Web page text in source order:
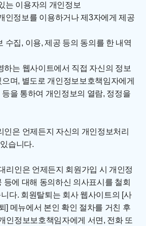
는 이용자의 개인정보
인정보를 이용하거나 제3자에게 제공
수집, 이용, 제공 등의 동의를 한 내역
하는 웹사이트에서 직접 자신의 정보
며, 별도로 개인정보보호책임자에게
을 통하여 개인정보의 열람, 정정을
인은 언제든지 자신의 개인정보처리
습니다.
리인은 언제든지 회원가입 시 개인정
등에 대해 동의하신 의사표시를 철회
다. 회원탈퇴는 회사 웹사이트의 [사
] 메뉴에서 본인 확인 절차를 거친 후
인정보보호책임자에게 서면, 전화 또